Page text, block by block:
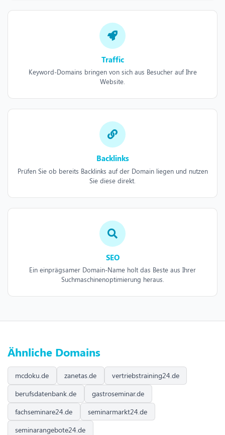
Traffic
Keyword-Domains bringen von sich aus Besucher auf Ihre
Website.
Backlinks
Prüfen Sie ob bereits Backlinks auf der Domain liegen und nutzen
Sie diese direkt.
SEO
Ein einprägsamer Domain-Name holt das Beste aus Ihrer
Suchmaschinenoptimierung heraus.
Ähnliche Domains
mcdoku.de zanetas.de
vertriebstraining24.de
berufsdatenbank.de
gastroseminar.de
fachseminare24.de
seminarmarkt24.de
seminarangebote24.de